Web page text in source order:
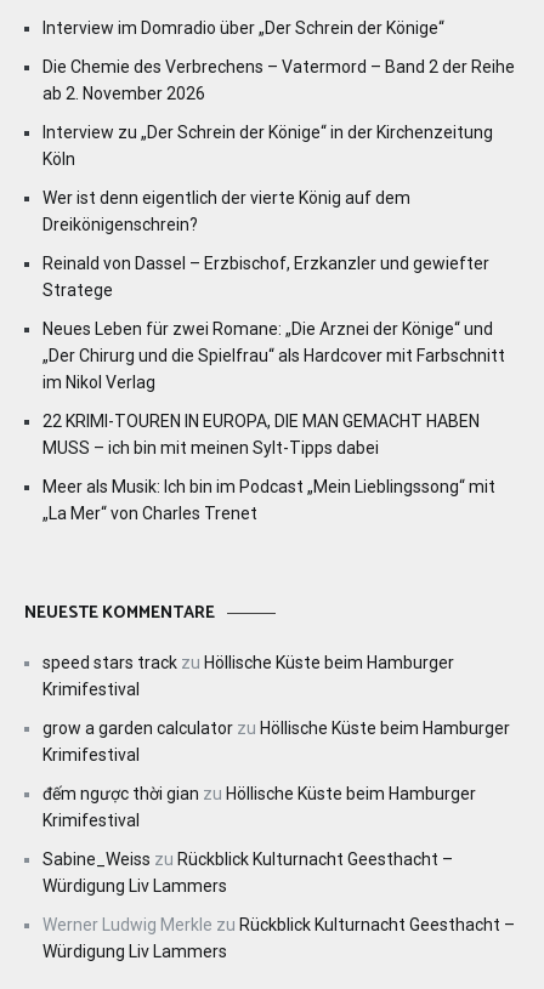
Interview im Domradio über „Der Schrein der Könige“
Die Chemie des Verbrechens – Vatermord – Band 2 der Reihe
ab 2. November 2026
Interview zu „Der Schrein der Könige“ in der Kirchenzeitung
Köln
Wer ist denn eigentlich der vierte König auf dem
Dreikönigenschrein?
Reinald von Dassel – Erzbischof, Erzkanzler und gewiefter
Stratege
Neues Leben für zwei Romane: „Die Arznei der Könige“ und
„Der Chirurg und die Spielfrau“ als Hardcover mit Farbschnitt
im Nikol Verlag
22 KRIMI-TOUREN IN EUROPA, DIE MAN GEMACHT HABEN
MUSS – ich bin mit meinen Sylt-Tipps dabei
Meer als Musik: Ich bin im Podcast „Mein Lieblingssong“ mit
„La Mer“ von Charles Trenet
NEUESTE KOMMENTARE
speed stars track zu Höllische Küste beim Hamburger
Krimifestival
grow a garden calculator zu Höllische Küste beim Hamburger
Krimifestival
đếm ngược thời gian zu Höllische Küste beim Hamburger
Krimifestival
Sabine_Weiss zu Rückblick Kulturnacht Geesthacht –
Würdigung Liv Lammers
Werner Ludwig Merkle zu Rückblick Kulturnacht Geesthacht –
Würdigung Liv Lammers